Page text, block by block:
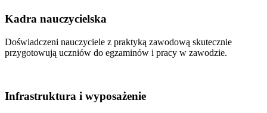
Kadra nauczycielska
Doświadczeni nauczyciele z praktyką zawodową skutecznie
przygotowują uczniów do egzaminów i pracy w zawodzie.
Infrastruktura i wyposażenie